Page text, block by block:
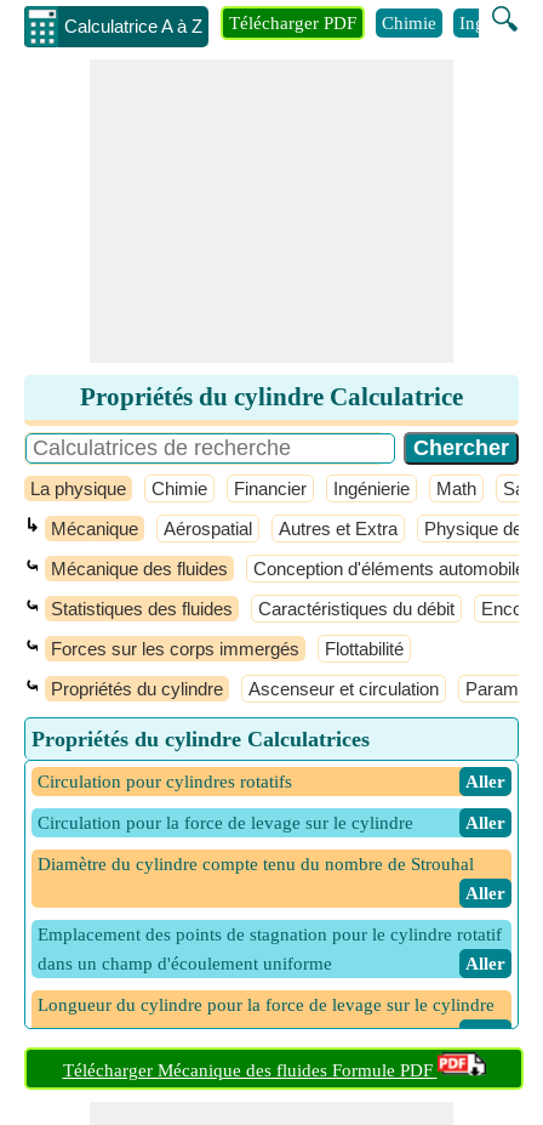
Calculatrice A à Z 🔍
Télécharger PDF Chimie Ingénierie
Propriétés du cylindre Calculatrice
La physique Chimie Financier Ingénierie Math
↳ Mécanique Aérospatial Autres et Extra Physique de
⤿ Mécanique des fluides Conception d'éléments automobiles
⤿ Statistiques des fluides Caractéristiques du débit
⤿ Forces sur les corps immergés Flottabilité
⤿ Propriétés du cylindre Ascenseur et circulation
Propriétés du cylindre Calculatrices
Circulation pour cylindres rotatifs ​ Aller
Circulation pour la force de levage sur le cylindre ​ Aller
Diamètre du cylindre compte tenu du nombre de Strouhal
​ Aller
Emplacement des points de stagnation pour le cylindre rotatif
dans un champ d'écoulement uniforme
​ Aller
Longueur du cylindre pour la force de levage sur le cylindre
​ Aller
Rayon du cylindre pour l'emplacement des points de
Télécharger Mécanique des fluides Formule PDF